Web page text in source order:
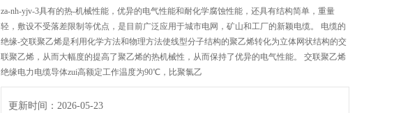
za-nh-yjv-3具有的热-机械性能，优异的电气性能和耐化学腐蚀性能，还具有结构简单，重量
轻，敷设不受落差限制等优点，是目前广泛应用于城市电网，矿山和工厂的新颖电缆。 电缆的
绝缘-交联聚乙烯是利用化学方法和物理方法使线型分子结构的聚乙烯转化为立体网状结构的交
联聚乙烯，从而大幅度的提高了聚乙烯的热机械性，从而保持了优异的电气性能。 交联聚乙烯
绝缘电力电缆导体zui高额定工作温度为90℃，比聚氯乙
更新时间：2026-05-23